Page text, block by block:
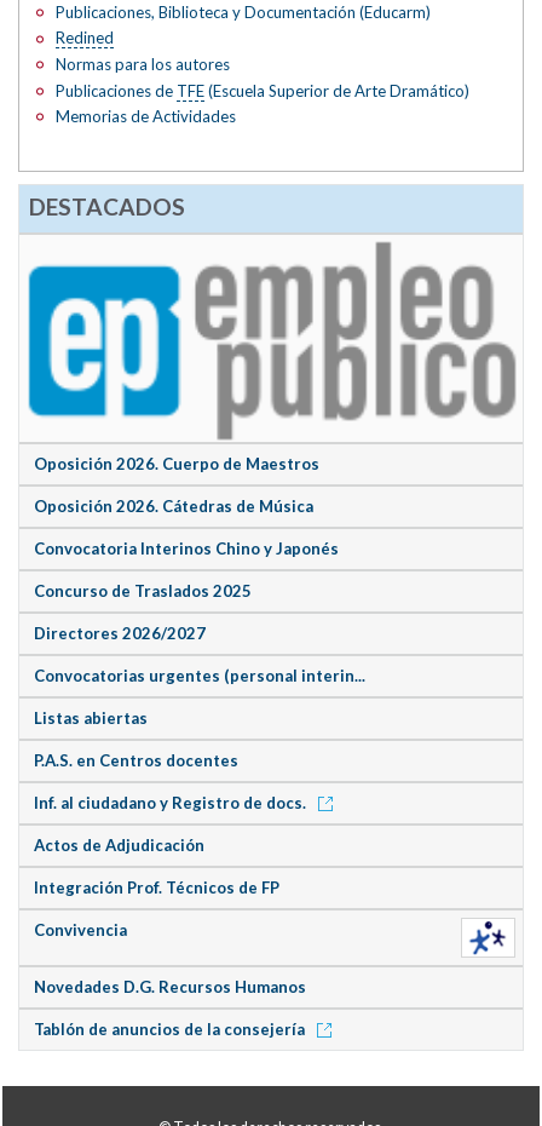
Publicaciones, Biblioteca y Documentación (Educarm)
Redined
Normas para los autores
Publicaciones de TFE(Escuela Superior de Arte Dramático)
Memorias de Actividades
DESTACADOS
Oposición 2026. Cuerpo de Maestros
Oposición 2026. Cátedras de Música
Convocatoria Interinos Chino y Japonés
Concurso de Traslados 2025
Directores 2026/2027
Convocatorias urgentes (personal interin...
Listas abiertas
P.A.S. en Centros docentes
Inf. al ciudadano y Registro de docs.
Actos de Adjudicación
Integración Prof. Técnicos de FP
Convivencia
Novedades D.G. Recursos Humanos
Tablón de anuncios de la consejería